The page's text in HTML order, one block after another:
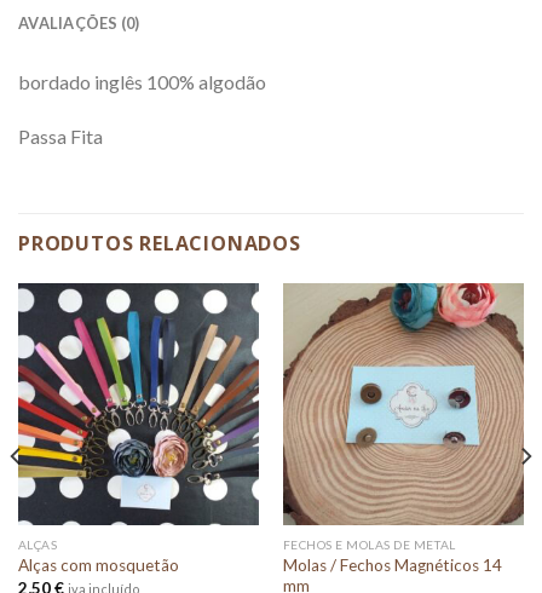
AVALIAÇÕES (0)
bordado inglês 100% algodão
Passa Fita
PRODUTOS RELACIONADOS
ALÇAS
Alças com mosquetão
2,50€ iva incluído
FECHOS E MOLAS DE METAL
Molas / Fechos Magnéticos 14
mm